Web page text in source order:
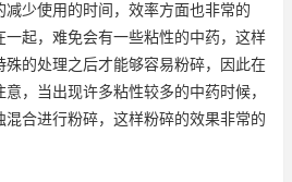
少使用的时间，效率方面也非常的
起，难免会有一些粘性的中药，这样
的处理之后才能够容易粉碎，因此在
，当出现许多粘性较多的中药时候，
合进行粉碎，这样粉碎的效果非常的